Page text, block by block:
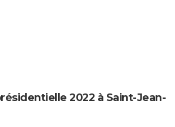
2022 à Saint-Jean-